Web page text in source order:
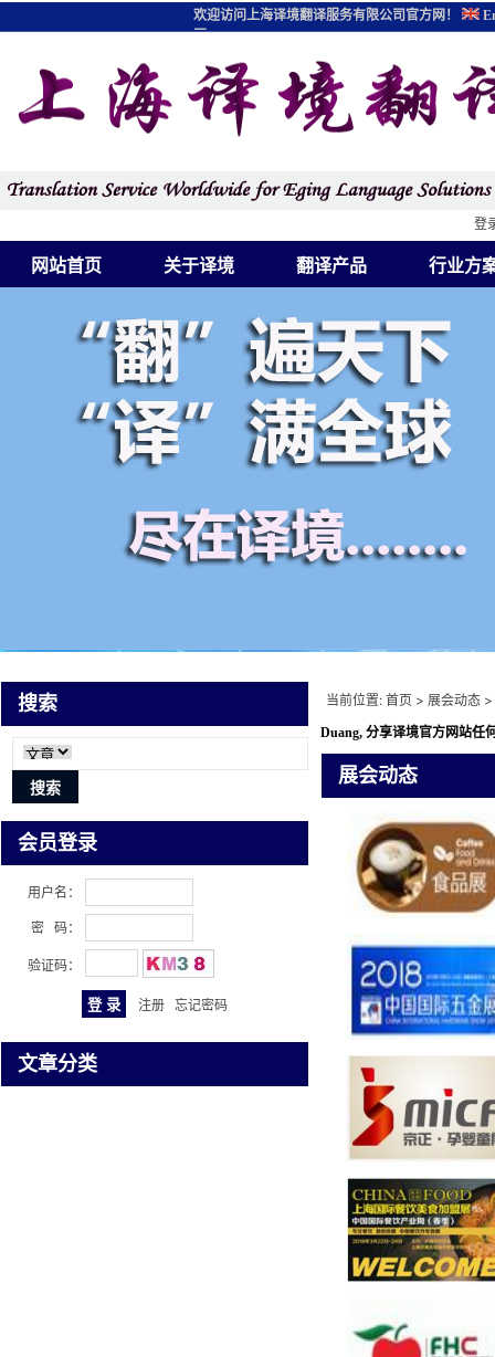
网站首页 关于译境 翻译产品 行业方
登
欢迎访问上海译境翻译服务有限公司官方网！
图
搜索
会员登录
用户名：
密 码：
验证码：
注册 忘记密码
文章分类
当前位置: 首页 > 展会动态 >
Duang, 分享译境官方网站任
展会动态